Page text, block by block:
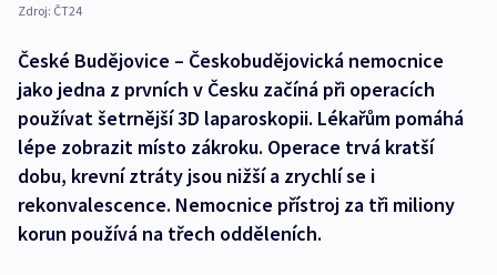
Zdroj: ČT24
České Budějovice – Českobudějovická nemocnice
jako jedna z prvních v Česku začíná při operacích
používat šetrnější 3D laparoskopii. Lékařům pomáhá
lépe zobrazit místo zákroku. Operace trvá kratší
dobu, krevní ztráty jsou nižší a zrychlí se i
rekonvalescence. Nemocnice přístroj za tři miliony
korun používá na třech odděleních.